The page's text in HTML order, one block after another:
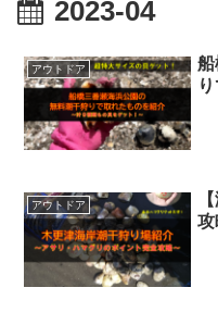
2023-04
アウトドア
船
アウトドア
攻